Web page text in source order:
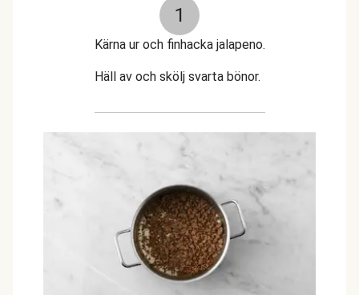
1
Kärna ur och finhacka jalapeno.
Häll av och skölj svarta bönor.